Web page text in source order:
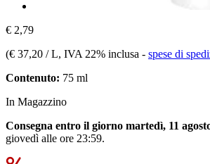
€ 2,79
(€ 37,20 / L, IVA 22% inclusa - spese di
Contenuto: 75 ml
In Magazzino
Consegna entro il giorno martedì, 11
giovedì alle ore 23:59.